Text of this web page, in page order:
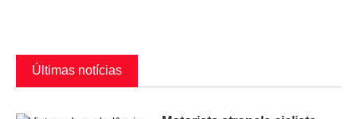
Últimas notícias